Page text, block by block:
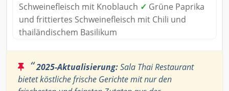
Schweinefleisch mit Knoblauch ✓ Grüne Paprika
und frittiertes Schweinefleisch mit Chili und
thailändischem Basilikum
“2025-Aktualisierung:Sala Thai Restaurant
bietet köstliche frische Gerichte mit nur den